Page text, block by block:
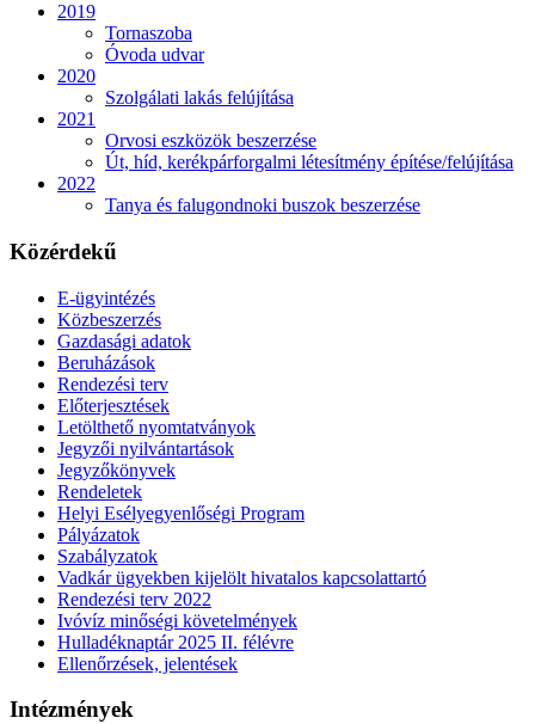
2019
Tornaszoba
Óvoda udvar
2020
Szolgálati lakás felújítása
2021
Orvosi eszközök beszerzése
Út, híd, kerékpárforgalmi létesítmény építése/felújítása
2022
Tanya és falugondnoki buszok beszerzése
Közérdekű
E-ügyintézés
Közbeszerzés
Gazdasági adatok
Beruházások
Rendezési terv
Előterjesztések
Letölthető nyomtatványok
Jegyzői nyilvántartások
Jegyzőkönyvek
Rendeletek
Helyi Esélyegyenlőségi Program
Pályázatok
Szabályzatok
Vadkár ügyekben kijelölt hivatalos kapcsolattartó
Rendezési terv 2022
Ivóvíz minőségi követelmények
Hulladéknaptár 2025 II. félévre
Ellenőrzések, jelentések
Intézmények